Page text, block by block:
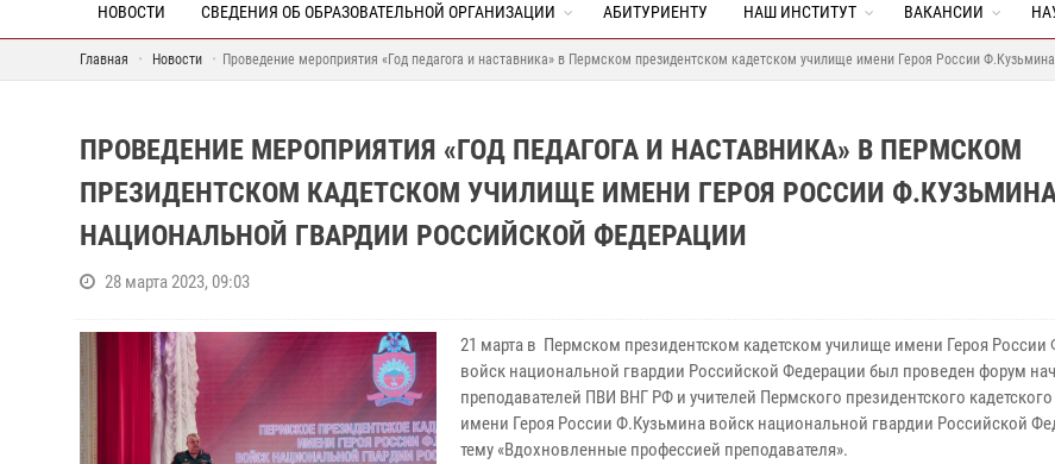
НОВОСТИ СВЕДЕНИЯ ОБ ОБРАЗОВАТЕЛЬНОЙ ОРГАНИЗАЦИИ АБИТУРИЕНТУ НАШ ИНСТИТУТ ВАКАНСИИ
Главная Новости Проведение мероприятия «Год педагога и наставника» в Пермском президентском кадетском училище имени Героя России
ПРОВЕДЕНИЕ МЕРОПРИЯТИЯ «ГОД ПЕДАГОГА И НАСТАВНИКА» В ПЕРМСКОМ
ПРЕЗИДЕНТСКОМ КАДЕТСКОМ УЧИЛИЩЕ ИМЕНИ ГЕРОЯ РОССИИ
НАЦИОНАЛЬНОЙ ГВАРДИИ РОССИЙСКОЙ ФЕДЕРАЦИИ
28 марта 2023, 09:03
21 марта в Пермском президентском кадетском училище имени Героя России
войск национальной гвардии Российской Федерации был проведен форум
преподавателей ПВИ ВНГ РФ и учителей Пермского президентского
имени Героя России Ф.Кузьмина войск национальной гвардии Российской
тему «Вдохновленные профессией преподавателя».